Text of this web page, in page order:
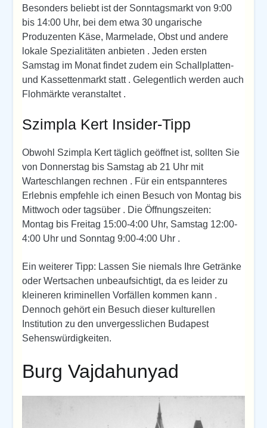
Besonders beliebt ist der Sonntagsmarkt von 9:00
bis 14:00 Uhr, bei dem etwa 30 ungarische
Produzenten Käse, Marmelade, Obst und andere
lokale Spezialitäten anbieten . Jeden ersten
Samstag im Monat findet zudem ein Schallplatten-
und Kassettenmarkt statt . Gelegentlich werden auch
Flohmärkte veranstaltet .
Szimpla Kert Insider-Tipp
Obwohl Szimpla Kert täglich geöffnet ist, sollten Sie
von Donnerstag bis Samstag ab 21 Uhr mit
Warteschlangen rechnen . Für ein entspannteres
Erlebnis empfehle ich einen Besuch von Montag bis
Mittwoch oder tagsüber . Die Öffnungszeiten:
Montag bis Freitag 15:00-4:00 Uhr, Samstag 12:00-
4:00 Uhr und Sonntag 9:00-4:00 Uhr .
Ein weiterer Tipp: Lassen Sie niemals Ihre Getränke
oder Wertsachen unbeaufsichtigt, da es leider zu
kleineren kriminellen Vorfällen kommen kann .
Dennoch gehört ein Besuch dieser kulturellen
Institution zu den unvergesslichen Budapest
Sehenswürdigkeiten.
Burg Vajdahunyad